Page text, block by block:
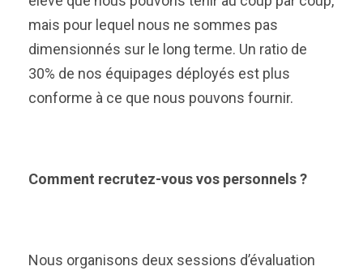
mais pour lequel nous ne sommes pas
dimensionnés sur le long terme. Un ratio de
30% de nos équipages déployés est plus
conforme à ce que nous pouvons fournir.
Comment recrutez-vous vos personnels ?
Nous organisons deux sessions d’évaluation